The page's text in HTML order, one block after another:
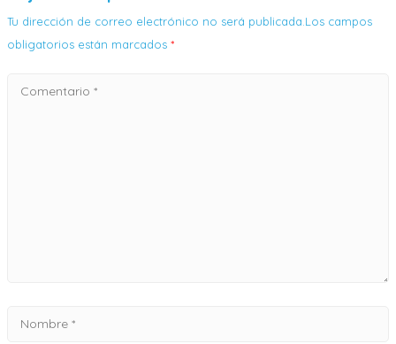
Tu dirección de correo electrónico no será publicada.Los campos
obligatorios están marcados *